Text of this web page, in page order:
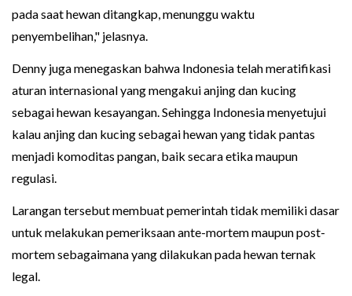
pada saat hewan ditangkap, menunggu waktu
penyembelihan," jelasnya.
Denny juga menegaskan bahwa Indonesia telah meratifikasi
aturan internasional yang mengakui anjing dan kucing
sebagai hewan kesayangan. Sehingga Indonesia menyetujui
kalau anjing dan kucing sebagai hewan yang tidak pantas
menjadi komoditas pangan, baik secara etika maupun
regulasi.
Larangan tersebut membuat pemerintah tidak memiliki dasar
untuk melakukan pemeriksaan ante-mortem maupun post-
mortem sebagaimana yang dilakukan pada hewan ternak
legal.